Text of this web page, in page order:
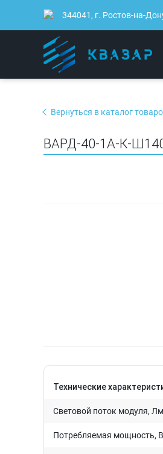
344041, г. Ростов-на-
Вернуться в каталог
ВАРД-40-1А-К-
Технические
Световой поток модуля, Лм
Потребляемая мощность,